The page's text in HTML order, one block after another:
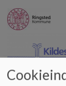
kilde-